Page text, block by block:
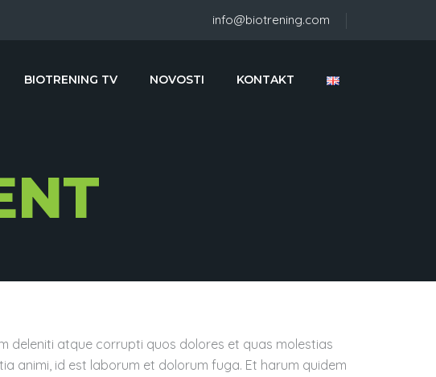
info@biotrening.com
BIOTRENING TV NOVOSTI KONTAKT
deleniti atque corrupti quos dolores et quas molestias
animi, id est laborum et dolorum fuga. Et harum quidem